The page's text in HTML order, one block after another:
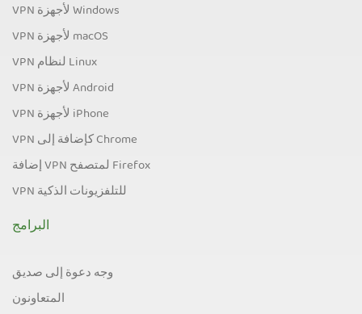
VPN لأجهزة Windows
VPN لأجهزة macOS
VPN لنظام Linux
VPN لأجهزة Android
VPN لأجهزة iPhone
VPN كإضافة إلى Chrome
إضافة VPN لمتصفح Firefox
VPN للتلفزيونات الذكية
البرامج
وجه دعوة إلى صديق
المتعاونون